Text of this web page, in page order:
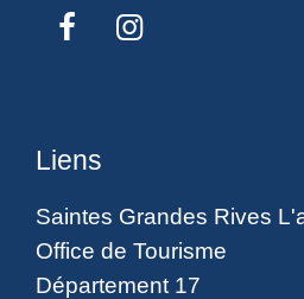
Liens
Saintes Grandes Rives
Office de Tourisme
Département 17